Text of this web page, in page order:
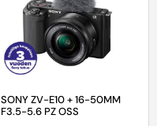
SONY ZV-E10 + 16-50MM
F3.5-5.6 PZ OSS